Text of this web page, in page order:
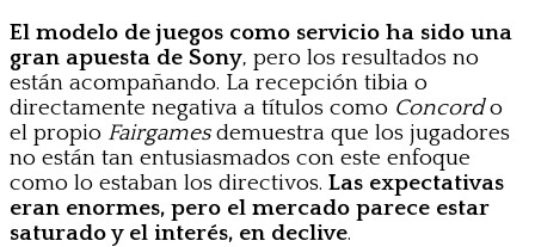
El modelo de juegos como servicio ha sido una
gran apuesta de Sony, pero los resultados no
están acompañando. La recepción tibia o
directamente negativa a títulos como Concordo
el propio Fairgamesdemuestra que los jugadores
no están tan entusiasmados con este enfoque
como lo estaban los directivos. Las expectativas
eran enormes, pero el mercado parece estar
saturado y el interés, en declive.